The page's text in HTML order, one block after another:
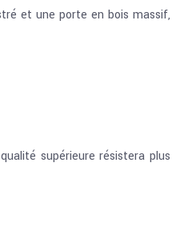
et une porte en bois massif,
supérieure résistera plus